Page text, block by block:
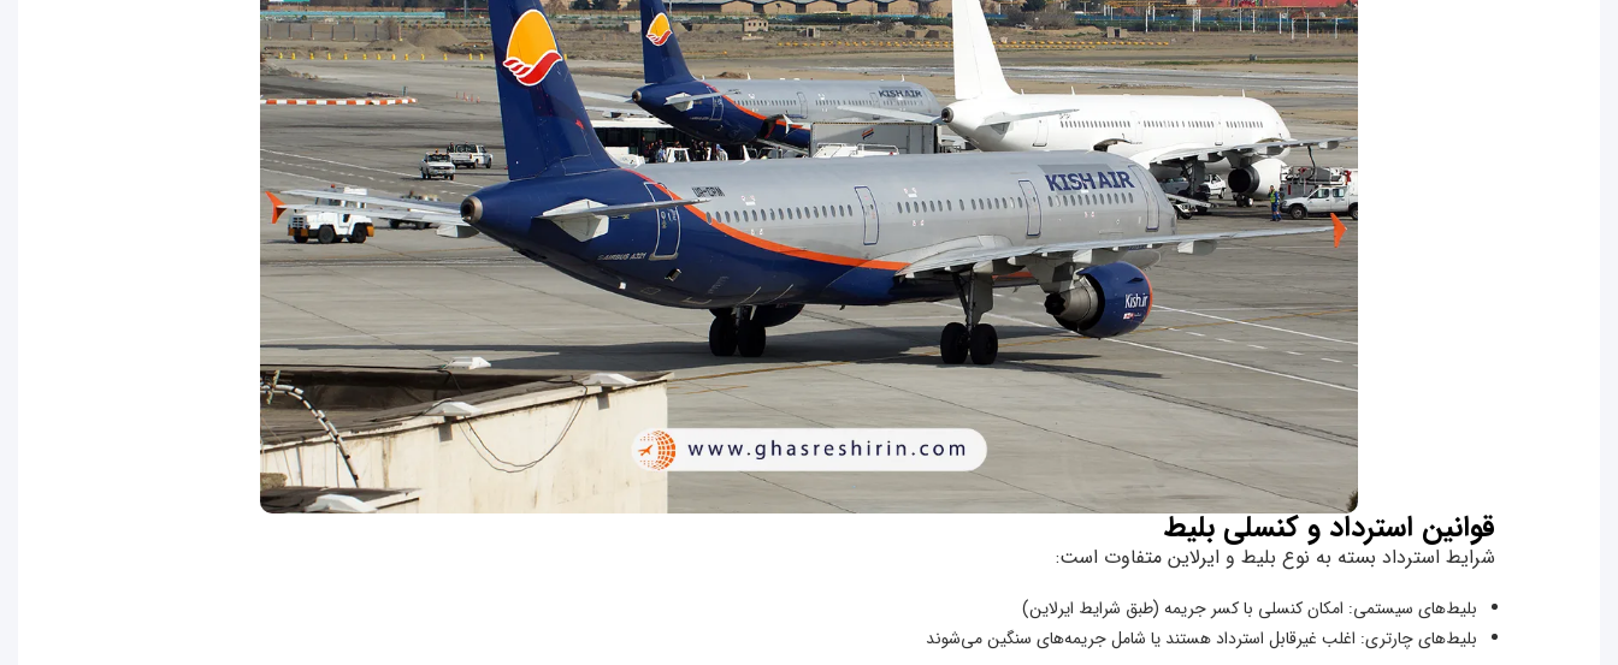
قوانین استرداد و کنسلی بلیط
شرایط استرداد بسته به نوع بلیط و ایرلاین متفاوت است:
بلیط‌های سیستمی: امکان کنسلی با کسر جریمه (طبق شرایط ایرلاین)
بلیط‌های چارتری: اغلب غیرقابل استرداد هستند یا شامل جریمه‌های سنگین می‌شوند